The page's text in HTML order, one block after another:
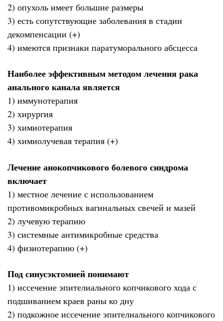
2) опухоль имеет большие размеры
3) есть сопутствующие заболевания в стадии
декомпенсации (+)
4) имеются признаки паратуморального абсцесса
Наиболее эффективным методом лечения рака
анального канала является
1) иммунотерапия
2) хирургия
3) химиотерапия
4) химиолучевая терапия (+)
Лечение анокопчикового болевого синдрома
включает
1) местное лечение с использованием
противомикробных вагинальных свечей и мазей
2) лучевую терапию
3) системные антимикробные средства
4) физиотерапию (+)
Под синусэктомией понимают
1) иссечение эпителиального копчикового хода с
подшиванием краев раны ко дну
2) подкожное иссечение эпителиального копчикового